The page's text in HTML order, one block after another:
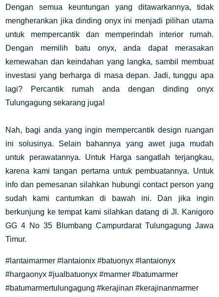
Dengan semua keuntungan yang ditawarkannya, tidak
mengherankan jika dinding onyx ini menjadi pilihan utama
untuk mempercantik dan memperindah interior rumah.
Dengan memilih batu onyx, anda dapat merasakan
kemewahan dan keindahan yang langka, sambil membuat
investasi yang berharga di masa depan. Jadi, tunggu apa
lagi? Percantik rumah anda dengan dinding onyx
Tulungagung sekarang juga!
Nah, bagi anda yang ingin mempercantik design ruangan
ini solusinya. Selain bahannya yang awet juga mudah
untuk perawatannya. Untuk Harga sangatlah terjangkau,
karena kami tangan pertama untuk pembuatannya. Untuk
info dan pemesanan silahkan hubungi contact person yang
sudah kami cantumkan di bawah ini. Dan jika ingin
berkunjung ke tempat kami silahkan datang di Jl. Kanigoro
GG 4 No 35 Blumbang Campurdarat Tulungagung Jawa
Timur.
#lantaimarmer #lantaionix #batuonyx #lantaionyx
#hargaonyx #jualbatuonyx #marmer #batumarmer
#batumarmertulungagung #kerajinan #kerajinanmarmer